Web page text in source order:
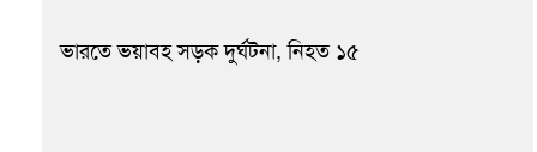
ভারতে ভয়াবহ সড়ক দুর্ঘটনা, নিহত ১৫